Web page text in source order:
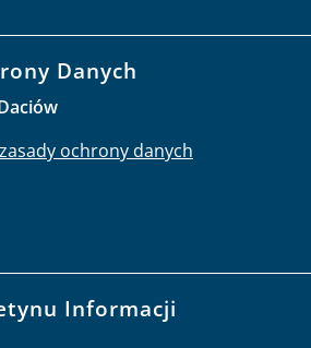
Danych
ochrony danych
Informacji